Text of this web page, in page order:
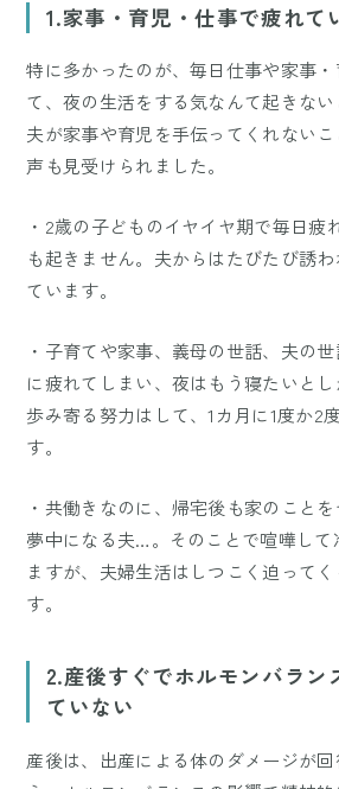
1.家事・育児・仕事で疲れて
特に多かったのが、毎日仕事や家事
て、夜の生活をする気なんて起きない
夫が家事や育児を手伝ってくれない
声も見受けられました。
・2歳の子どものイヤイヤ期で毎日疲
も起きません。夫からはたびたび誘
ています。
・子育てや家事、義母の世話、夫の
に疲れてしまい、夜はもう寝たいと
歩み寄る努力はして、1カ月に1度か2
す。
・共働きなのに、帰宅後も家のこと
夢中になる夫…。そのことで喧嘩して
ますが、夫婦生活はしつこく迫って
す。
2.産後すぐでホルモンバラン
ていない
産後は、出産による体のダメージが